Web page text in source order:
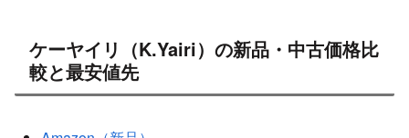
ケーヤイリ（K.Yairi）の新品・中古価格比
較と最安値先